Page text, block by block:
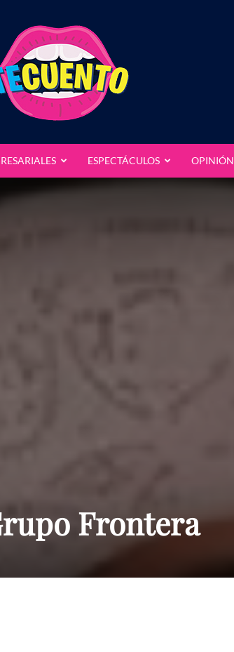
Te
ESPECTÁCULOS OPINIÓN
Frontera